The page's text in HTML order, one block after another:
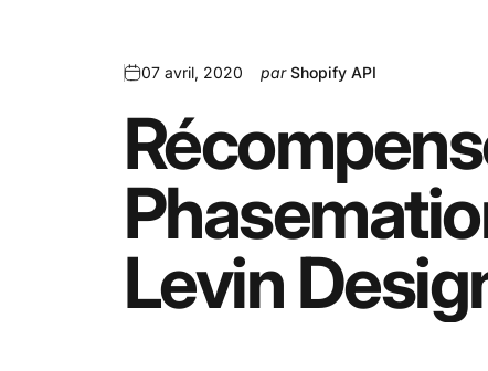
07 avril, 2020 parShopify API
Levin